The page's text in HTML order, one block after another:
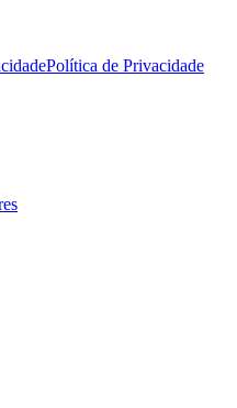
Política de Privacidade